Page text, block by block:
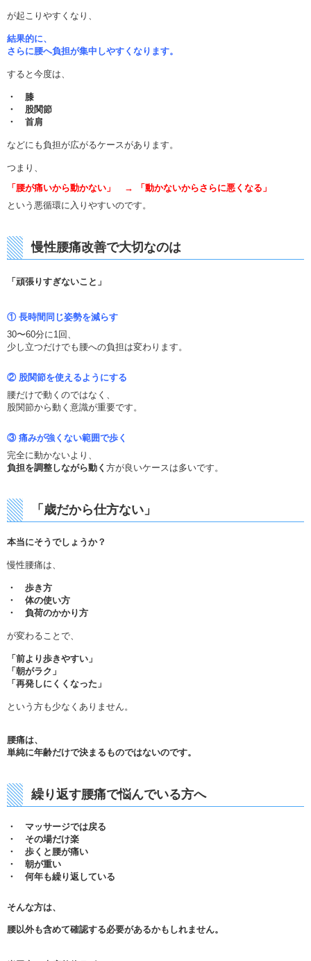
が起こりやすくなり、
結果的に、
さらに腰へ負担が集中しやすくなります。
すると今度は、
・ 膝
・ 股関節
・ 首肩
などにも負担が広がるケースがあります。
つまり、
「腰が痛いから動かない」 → 「動かないからさらに悪くなる」
という悪循環に入りやすいのです。
慢性腰痛改善で大切なのは
「頑張りすぎないこと」
① 長時間同じ姿勢を減らす
30〜60分に1回、
少し立つだけでも腰への負担は変わります。
② 股関節を使えるようにする
腰だけで動くのではなく、
股関節から動く意識が重要です。
③ 痛みが強くない範囲で歩く
完全に動かないより、
負担を調整しながら動く 方が良いケースは多いです。
「歳だから仕方ない」
本当にそうでしょうか？
慢性腰痛は、
・ 歩き方
・ 体の使い方
・ 負荷のかかり方
が変わることで、
「前より歩きやすい」
「朝がラク」
「再発しにくくなった」
という方も少なくありません。
腰痛は、
単純に年齢だけで決まるものではないのです。
繰り返す腰痛で悩んでいる方へ
・ マッサージでは戻る
・ その場だけ楽
・ 歩くと腰が痛い
・ 朝が重い
・ 何年も繰り返している
そんな方は、
腰以外も含めて確認する必要があるかもしれません。